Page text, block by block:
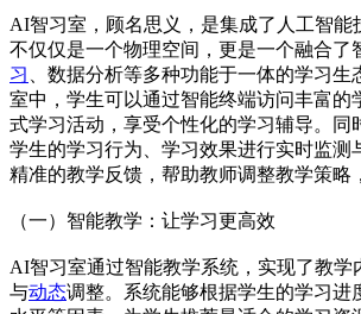
AI智习室，顾名思义，是集成了人工智能
不仅仅是一个物理空间，更是一个融合了
习
、数据分析等多种功能于一体的学习
室中，学生可以通过智能终端访问丰富的
式学习活动，享受个性化的学习辅导。同
学生的学习行为、学习效果进行实时监测
精准的教学反馈，帮助教师调整教学策略
（一）智能教学：让学习更高效
AI智习室通过智能教学系统，实现了教学
与动态调整。系统能够根据学生的学习进